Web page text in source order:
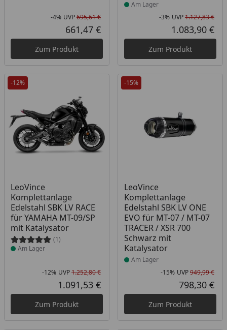
Rabatt in Prozent
-4%
Ursprünglicher Preis
UVP695,61 €
Aktueller Preis
661,47 €
Zum Produkt
Am Lager
-3% UVP1.127,83 €
1.083,90 €
Zum Produkt
-12%
LeoVince
Komplettanlage
Edelstahl SBK LV RACE
für YAMAHA MT-09/SP
mit Katalysator
(1)
Produkt am Lager
Am Lager
Rabatt in Prozent
-12%
Ursprünglicher Preis
UVP1.252,80 €
Aktueller Preis
1.091,53 €
Zum Produkt
-15%
LeoVince
Komplettanlage
Edelstahl SBK LV ONE
EVO für MT-07 / MT-07
TRACER / XSR 700
Schwarz mit
Katalysator
Produkt am Lager
Am Lager
-15% UVP949,99 €
798,30 €
Zum Produkt